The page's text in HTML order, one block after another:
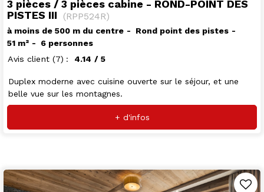
3 pièces / 3 pièces cabine - ROND-POINT DES
PISTES III
(RPP524R)
à moins de 500 m du centre
Rond point des pistes
51 m²
6 personnes
Avis client (7) 4.14 / 5
Duplex moderne avec cuisine ouverte sur le séjour, et une
belle vue sur les montagnes.
+ d'infos